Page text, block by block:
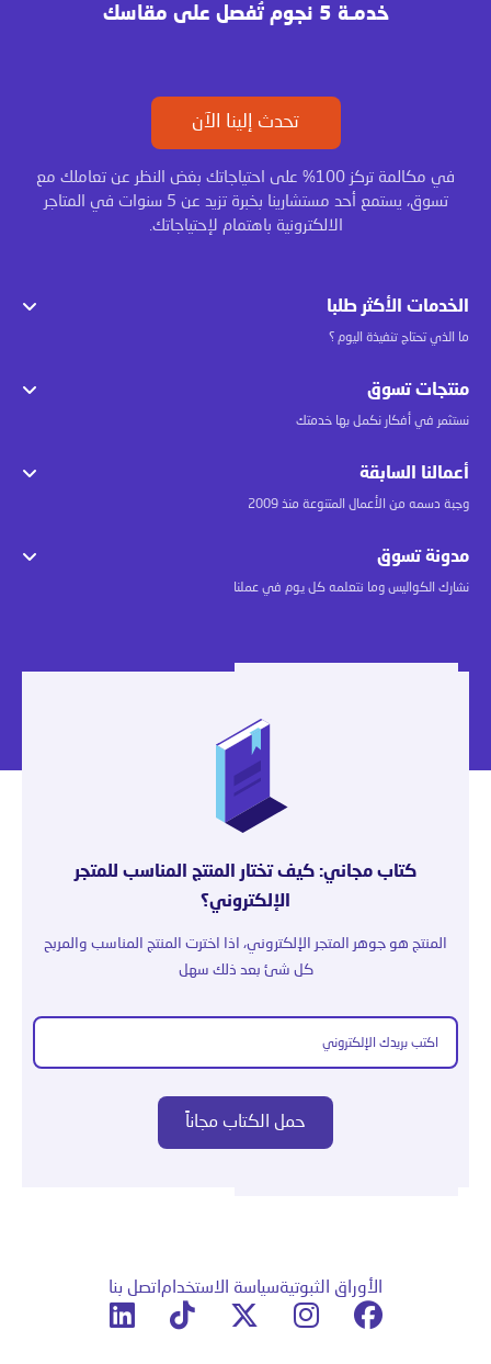
خدمـة 5 نجوم تُفصل على مقاسك
تحدث إلينا الآن
في مكالمة تركز 100% على احتياجاتك بغض النظر عن تعاملك مع
تسوق، يستمع أحد مستشارينا بخبرة تزيد عن 5 سنوات في المتاجر
الالكترونية باهتمام لإحتياجاتك.
الخدمات الأكثر طلبا
ما الذي تحتاج تنفيذة اليوم ؟
منتجات تسوق
نستثمر في أفكار نكمل بها خدمتك
أعمالنا السابقة
وجبة دسمه من الأعمال المتنوعة منذ 2009
مدونة تسوق
نشارك الكواليس وما نتعلمه كل يوم في عملنا
كتاب مجاني: كيف تختار المنتج المناسب للمتجر
الإلكتروني؟
المنتج هو جوهر المتجر الإلكتروني، اذا اخترت المنتج المناسب والمربح
كل شئ بعد ذلك سهل
الأوراق الثبوتيةسياسة الاستخداماتصل بنا